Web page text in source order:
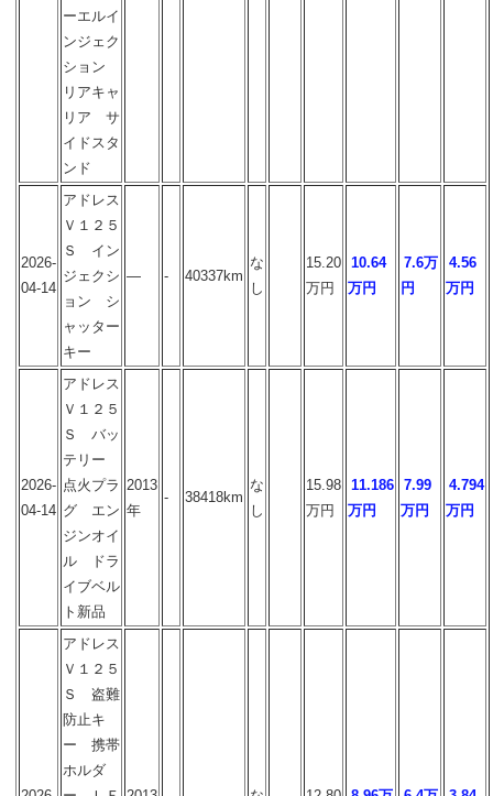
ーエルイ
ンジェク
ション
リアキャ
リア サ
イドスタ
ンド
2026-
04-14
アドレス
Ｖ１２５
Ｓ イン
ジェクシ
ョン シ
ャッター
キー
― - 40337km
な
し
15.20
万円
10.64
万円
7.6万
円
4.56
万円
2026-
04-14
アドレス
Ｖ１２５
Ｓ バッ
テリー
点火プラ
グ エン
ジンオイ
ル ドラ
イブベル
ト新品
2013
年
- 38418km
な
し
15.98
万円
11.186
万円
7.99
万円
4.794
万円
アドレス
Ｖ１２５
Ｓ 盗難
防止キ
ー 携帯
ホルダ